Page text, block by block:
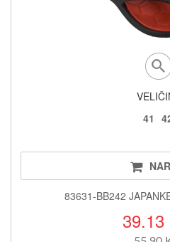
41
83631-BB242
39.13